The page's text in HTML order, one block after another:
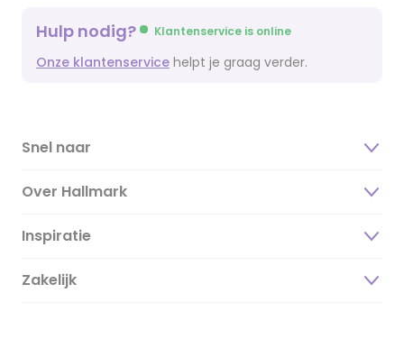
Hulp nodig? Klantenservice is online
Onze klantenservice helpt je graag verder.
Snel naar
Over Hallmark
Over ons
Duurzaamheid
Inspiratie
Magazine
Zakelijk